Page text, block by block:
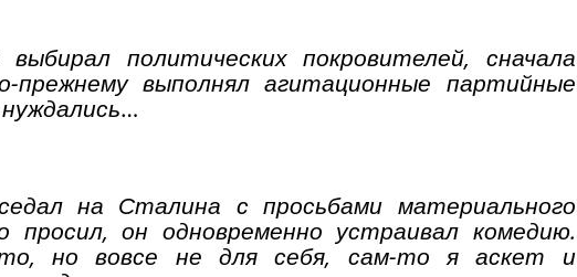
политических покровителей, сначала
выполнял агитационные партийные
…
на Сталина с просьбами материального
он одновременно устраивал комедию.
но вовсе не для себя, сам-то я аскет и